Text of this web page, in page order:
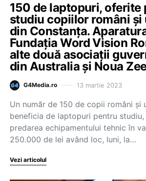
150 de laptopuri, oferite
studiu copiilor români şi
din Constanța.
Fundaţia Word Vision
alte două asociații
din Australia și Noua
G4Media.ro 13 martie 2023
Un număr de 150 de copii români şi
beneficia de laptopuri pentru
predarea echipamentului tehnic în
250.000 de lei având loc, luni, la…
Vezi articolul